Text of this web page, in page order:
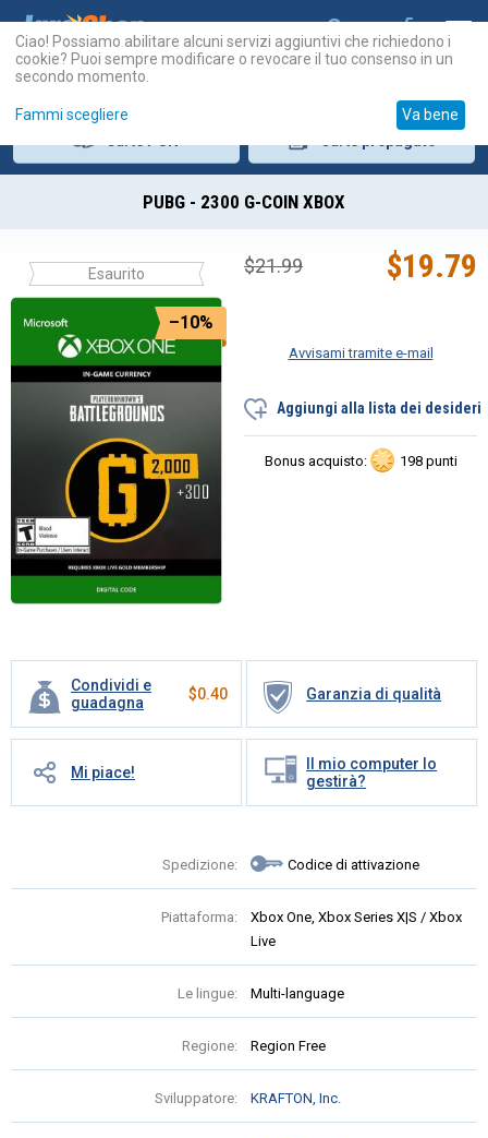
PUBG - 2300 G-COIN XBOX
Esaurito
–10%
Condividi e
guadagna
$0.40 Garanzia di qualità
Mi piace!
Il mio computer lo
gestirà?
Spedizione: Codice di attivazione
Piattaforma:
Xbox One, Xbox Series X|S / Xbox
Live
Le lingue: Multi-language
Regione: Region Free
Sviluppatore: KRAFTON, Inc.
$19.79
$21.99
Avvisami tramite e-mail
Aggiungi alla lista dei desideri
Bonus acquisto: 198 punti
Ciao! Possiamo abilitare alcuni servizi aggiuntivi che richiedono i
cookie? Puoi sempre modificare o revocare il tuo consenso in un
secondo momento.
Fammi scegliere Va bene